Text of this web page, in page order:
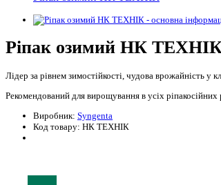
Ріпак озимий НК ТЕХНІК
Лідер за рівнем зимостійкості, чудова врожайність у
Рекомендований для вирощування в усіх ріпакосійних
Виробник: Syngenta
Код товару: НК ТЕХНІК